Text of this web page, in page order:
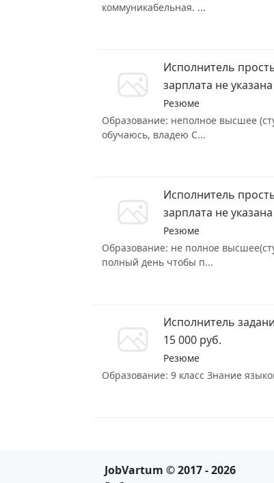
коммуникабельная. ...
Исполнитель
зарплата не указана
Резюме
Образование: неполное высшее
обучаюсь, владею C...
Исполнитель
зарплата не указана
Резюме
Образование: не полное
полный день чтобы п...
Исполнитель
15 000 руб.
Резюме
Образование: 9 класс Знание
JobVartum © 2017 - 2026